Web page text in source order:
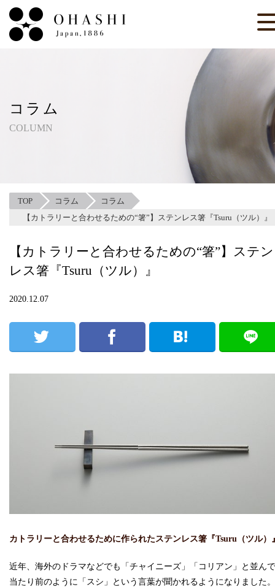
コラム
COLUMN
TOP コラム
コラム
【カトラリーと合わせるための“箸”】ステンレス箸『Tsuru（ツル）』
【カトラリーと合わせるための“箸”】ステン
レス箸『Tsuru（ツル）』
2020.12.07
カトラリーと合わせるために作られたステンレス箸『Tsuru（ツル）
近年、海外のドラマなどでも「チャイニーズ」「コリアン」と並ん
当たり前のように「スシ」という言葉が聞かれるようになりました